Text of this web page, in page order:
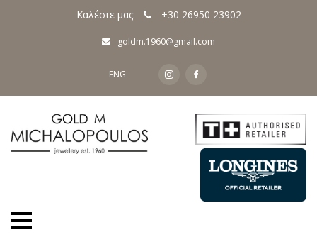
Καλέστε μας: +30 26950 23902
goldm.1960@gmail.com
ENG